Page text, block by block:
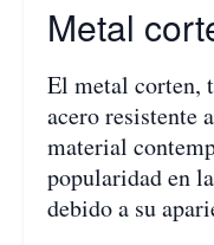
Metal
El metal corten,
acero resistente
material
popularidad en
debido a su